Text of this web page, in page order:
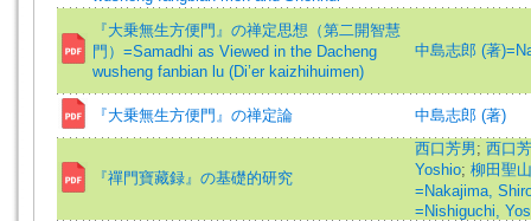
『大乗無生方便門』の禅定思想（第二開智慧
門）=Samadhi as Viewed in the Dacheng
wusheng fanbian lu (Di’er kaizhihuimen)
中島志郎 (著
『大乗無生方便門』の禅定論 中島志郎 (著)
『禪門寶藏録』の基礎的研究
西口芳男 ; 西口
Yoshio; 柳田聖山
=Nakajima,
=Nishiguchi,